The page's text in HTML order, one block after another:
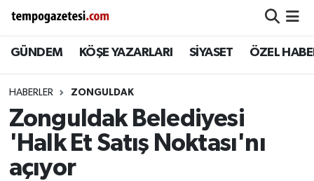
GÜNDEM KÖŞE YAZARLARI SİYASET ÖZEL
HABERLER ZONGULDAK
Zonguldak Belediyesi
'Halk Et Satış Noktası'nı
açıyor
Alaplı
Çaycuma
Devrek
Ereğli
Zonguldak Nöbetçi Eczaneler
Zonguldak Hava Durumu
Zonguldak Namaz Vakitleri
Zonguldak Trafik Yoğunluk Haritası